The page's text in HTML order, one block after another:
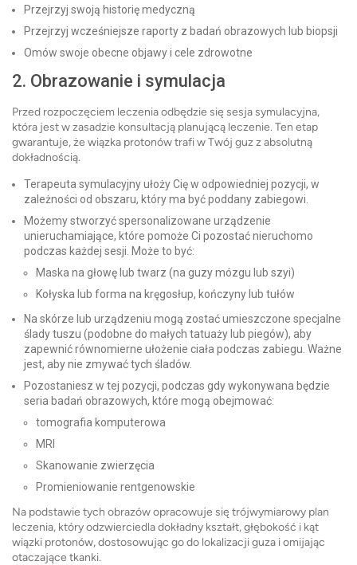
Przejrzyj swoją historię medyczną
Przejrzyj wcześniejsze raporty z badań obrazowych lub biopsji
Omów swoje obecne objawy i cele zdrowotne
2. Obrazowanie i symulacja
Przed rozpoczęciem leczenia odbędzie się sesja symulacyjna,
która jest w zasadzie konsultacją planującą leczenie. Ten etap
gwarantuje, że wiązka protonów trafi w Twój guz z absolutną
dokładnością.
Terapeuta symulacyjny ułoży Cię w odpowiedniej pozycji, w
zależności od obszaru, który ma być poddany zabiegowi.
Możemy stworzyć spersonalizowane urządzenie
unieruchamiające, które pomoże Ci pozostać nieruchomo
podczas każdej sesji. Może to być:
Maska na głowę lub twarz (na guzy mózgu lub szyi)
Kołyska lub forma na kręgosłup, kończyny lub tułów
Na skórze lub urządzeniu mogą zostać umieszczone specjalne
ślady tuszu (podobne do małych tatuaży lub piegów), aby
zapewnić równomierne ułożenie ciała podczas zabiegu. Ważne
jest, aby nie zmywać tych śladów.
Pozostaniesz w tej pozycji, podczas gdy wykonywana będzie
seria badań obrazowych, które mogą obejmować:
tomografia komputerowa
MRI
Skanowanie zwierzęcia
Promieniowanie rentgenowskie
Na podstawie tych obrazów opracowuje się trójwymiarowy plan
leczenia, który odzwierciedla dokładny kształt, głębokość i kąt
wiązki protonów, dostosowując go do lokalizacji guza i omijając
otaczające tkanki.